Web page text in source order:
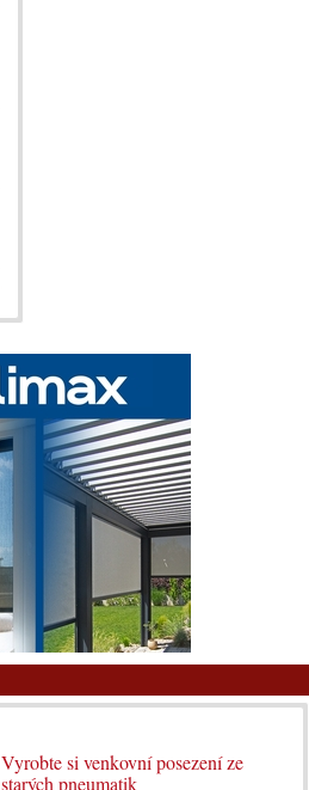
Vyrobte si venkovní posezení ze
starých pneumatik